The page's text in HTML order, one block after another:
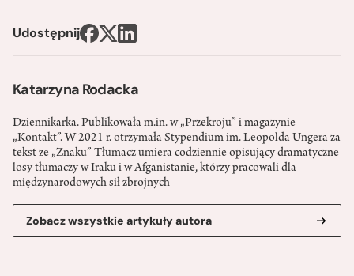
Katarzyna Rodacka
Dziennikarka. Publikowała m.in. w „Przekroju” i magazynie
„Kontakt”. W 2021 r. otrzymała Stypendium im. Leopolda Ungera za
tekst ze „Znaku” Tłumacz umiera codziennie opisujący dramatyczne
losy tłumaczy w Iraku i w Afganistanie, którzy pracowali dla
międzynarodowych sił zbrojnych
Zobacz wszystkie artykuły autora
Udostępnij